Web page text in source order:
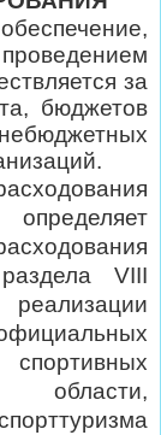
за
бюджетов
VIII
области,